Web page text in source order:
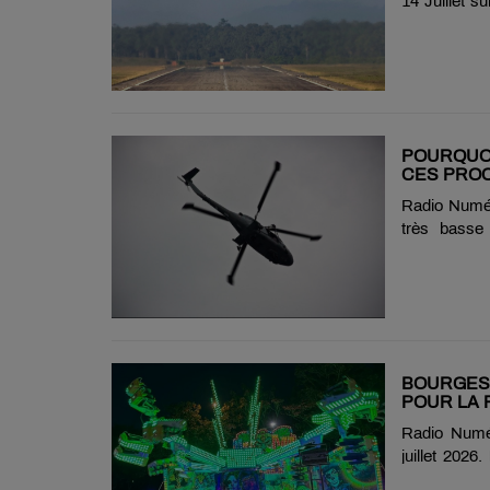
CES
Radio
très basse
POUR LA
Radio
juillet 2026.